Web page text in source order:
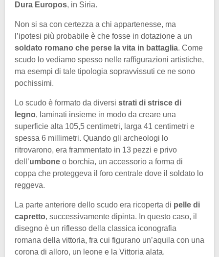
Dura Europos, in Siria.
Non si sa con certezza a chi appartenesse, ma
l’ipotesi più probabile è che fosse in dotazione a un
soldato romano che perse la vita in battaglia. Come
scudo lo vediamo spesso nelle raffigurazioni artistiche,
ma esempi di tale tipologia sopravvissuti ce ne sono
pochissimi.
Lo scudo è formato da diversi strati di strisce di
legno, laminati insieme in modo da creare una
superficie alta 105,5 centimetri, larga 41 centimetri e
spessa 6 millimetri. Quando gli archeologi lo
ritrovarono, era frammentato in 13 pezzi e privo
dell’umbone o borchia, un accessorio a forma di
coppa che proteggeva il foro centrale dove il soldato lo
reggeva.
La parte anteriore dello scudo era ricoperta di pelle di
capretto, successivamente dipinta. In questo caso, il
disegno è un riflesso della classica iconografia
romana della vittoria, fra cui figurano un’aquila con una
corona di alloro, un leone e la Vittoria alata.